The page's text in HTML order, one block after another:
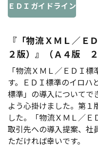
ＥＤＩガイドライン
『「物流ＸＭＬ／Ｅ
２版）』（Ａ４版 ２
「物流ＸＭＬ／ＥＤＩ
す。ＥＤＩ標準のイロハ
標準」の導入についてで
よう心掛けました。第１
した。「物流ＸＭＬ／Ｅ
取引先への導入提案、社
ただければ幸いです。